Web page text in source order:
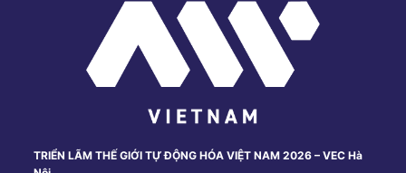
TRIỂN LÃM THẾ GIỚI TỰ ĐỘNG HÓA VIỆT NAM 2026 – VEC Hà